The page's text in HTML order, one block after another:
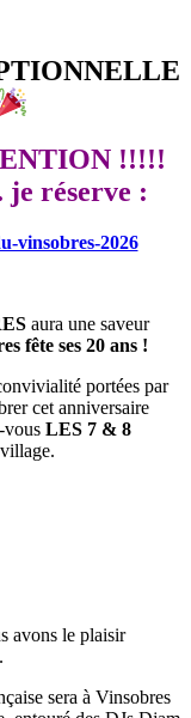
!!!!!
réserve :
vinsobres-2026
aura une saveur
fête ses 20 ans !
portées par
cet anniversaire
vous LES 7 & 8
avons le plaisir
sera à Vinsobres